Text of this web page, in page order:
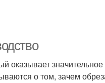
оказывает
о том, зачем